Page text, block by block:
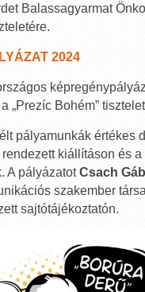
Balassagyarmat
2024
„Prezíc Bohém”
pályamunkák értékes
kiállításon és a
A pályázatotCsach
szakember
sajtótájékoztatón.